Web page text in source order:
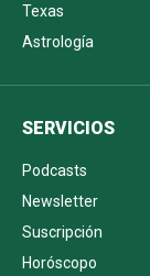
Texas
Astrología
SERVICIOS
Podcasts
Newsletter
Suscripción
Horóscopo